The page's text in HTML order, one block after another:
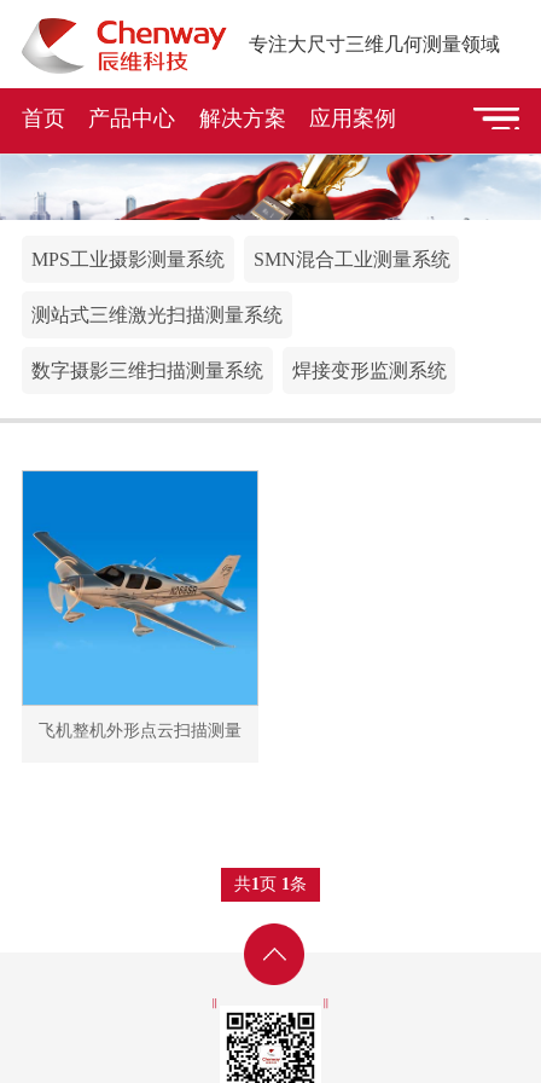
专注大尺寸三维几何测量领域
首页 产品中心 解决方案 应用案例
MPS工业摄影测量系统 SMN混合工业测量系统
测站式三维激光扫描测量系统
数字摄影三维扫描测量系统 焊接变形监测系统
飞机整机外形点云扫描测量
共1页 1条